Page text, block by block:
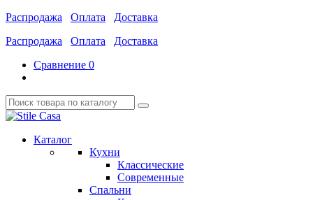
Распродажа Оплата
Доставка
Распродажа
Оплата
Доставка
Сравнение 0
Каталог
Кухни
Классические
Современные
Спальни